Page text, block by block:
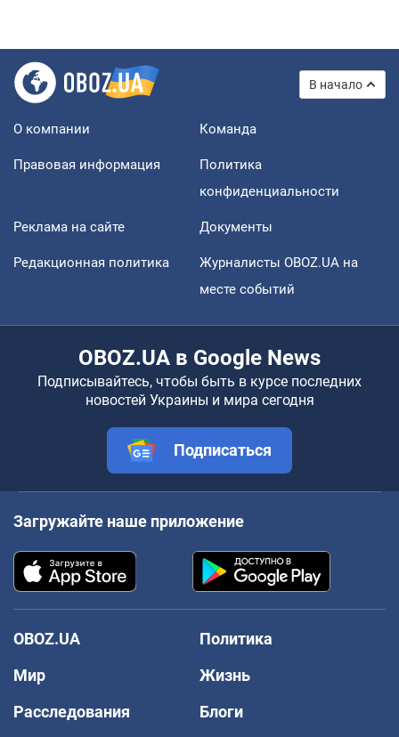
В начало
О компании Команда
Правовая информация
Политика
конфиденциальности
Реклама на сайте Документы
Редакционная политика
Журналисты OBOZ.UA на
месте событий
OBOZ.UA в Google News
Подписывайтесь, чтобы быть в курсе последних
новостей Украины и мира сегодня
Подписаться
Загружайте наше приложение
OBOZ.UA
Политика
Мир
Жизнь
Расследования
Блоги